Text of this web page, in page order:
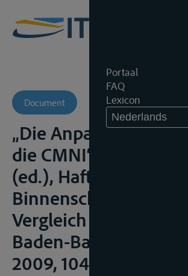
Portaal
FAQ
Lexicon
Nederlands
Document
„Die Anpassung der
die CMNI“, in Lothar-
(ed.), Haftung des
Binnenschifffahrts- im
Vergleich zum
Baden-Baden, Nomos
2009, 104-112